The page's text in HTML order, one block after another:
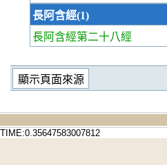
長阿含經(1)
長阿含經第二十八經
TIME:0.35647583007812